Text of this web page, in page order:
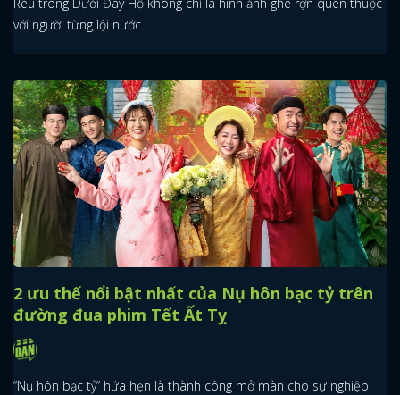
với người từng lội nước
2 ưu thế nổi bật nhất của Nụ hôn bạc tỷ trên
đường đua phim Tết Ất Tỵ
“Nụ hôn bạc tỷ” hứa hẹn là thành công mở màn cho sự nghiệp